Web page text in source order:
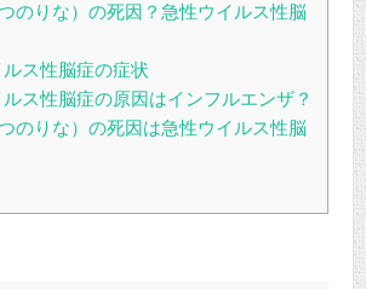
のりな）の死因？急性ウイルス性脳
ス性脳症の症状
ス性脳症の原因はインフルエンザ？
のりな）の死因は急性ウイルス性脳